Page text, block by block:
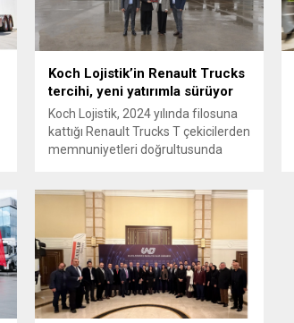
Koch Lojistik’in Renault Trucks
tercihi, yeni yatırımla sürüyor
Koch Lojistik, 2024 yılında filosuna
kattığı Renault Trucks T çekicilerden
memnuniyetleri doğrultusunda